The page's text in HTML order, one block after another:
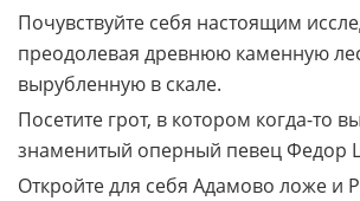
Почувствуйте себя настоящим
преодолевая древнюю каменную
вырубленную в скале.
Посетите грот, в котором когда-то
знаменитый оперный певец Федор
Откройте для себя Адамово ложе и